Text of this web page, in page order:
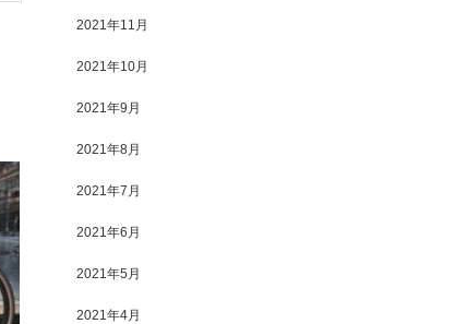
2021年11月
2021年10月
2021年9月
2021年8月
2021年7月
2021年6月
2021年5月
2021年4月